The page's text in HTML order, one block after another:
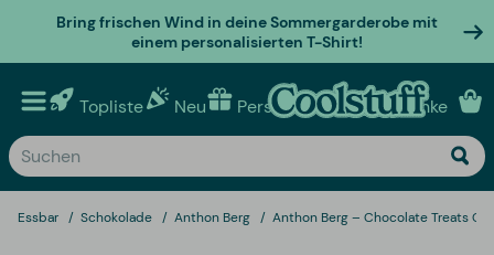
Bring frischen Wind in deine Sommergarderobe mit
einem personalisierten T-Shirt!
Topliste Neu Personalisierte geschenke
Essbar Schokolade Anthon Berg Anthon Berg – Chocolate Treats